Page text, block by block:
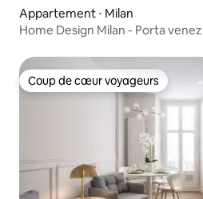
Appartement ⋅ Milan
Home Design Milan - Porta
Coup de cœur voyageurs
Coup de cœur voyageurs